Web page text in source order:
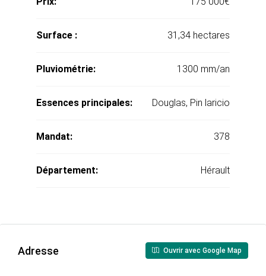
Surface : 31,34 hectares
Pluviométrie: 1300 mm/an
Essences principales: Douglas, Pin laricio
Mandat: 378
Département: Hérault
Adresse Ouvrir avec Google Map